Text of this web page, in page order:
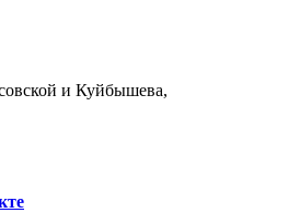
и Куйбышева,